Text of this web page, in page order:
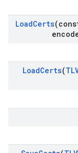
LoadCerts
LoadCerts(